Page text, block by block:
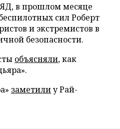
в прошлом месяце
сил Роберт
и экстремистов в
безопасности.
объясняли, как
заметилиу Рай-